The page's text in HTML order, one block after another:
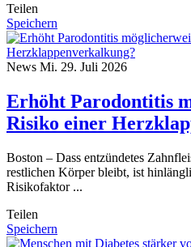
Teilen
Speichern
News Mi. 29. Juli 2026
Erhöht Parodontitis
Risiko einer
Boston – Dass entzündetes
restlichen Körper bleibt, ist
Risikofaktor ...
Teilen
Speichern